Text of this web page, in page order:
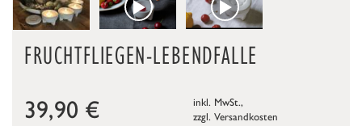
FRUCHTFLIEGEN-LEBENDFALLE
39,90 €
inkl. MwSt.,
zzgl. Versandkosten